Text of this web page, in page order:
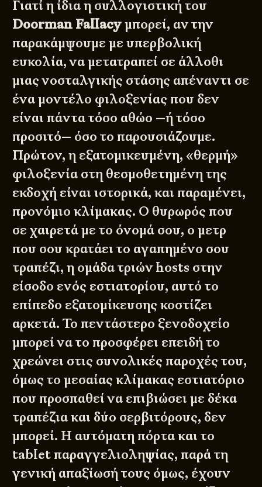
Γιατί η ίδια η συλλογιστική του
Doorman Fallacyμπορεί, αν την
παρακάμψουμε με υπερβολική
ευκολία, να μετατραπεί σε άλλοθι
μιας νοσταλγικής στάσης απέναντι σε
ένα μοντέλο φιλοξενίας που δεν
είναι πάντα τόσο αθώο —ή τόσο
προσιτό— όσο το παρουσιάζουμε.
Πρώτον, η εξατομικευμένη, «θερμή»
φιλοξενία στη θεσμοθετημένη της
εκδοχή είναι ιστορικά, και παραμένει,
προνόμιο κλίμακας. Ο θυρωρός που
σε χαιρετά με το όνομά σου, ο μετρ
που σου κρατάει το αγαπημένο σου
τραπέζι, η ομάδα τριών hosts στην
είσοδο ενός εστιατορίου, αυτό το
επίπεδο εξατομίκευσης κοστίζει
αρκετά. Το πεντάστερο ξενοδοχείο
μπορεί να το προσφέρει επειδή το
χρεώνει στις συνολικές παροχές του,
όμως το μεσαίας κλίμακας εστιατόριο
που προσπαθεί να επιβιώσει με δέκα
τραπέζια και δύο σερβιτόρους, δεν
μπορεί. Η αυτόματη πόρτα και το
tablet παραγγελιοληψίας, παρά τη
γενική απαξίωσή τους όμως, έχουν